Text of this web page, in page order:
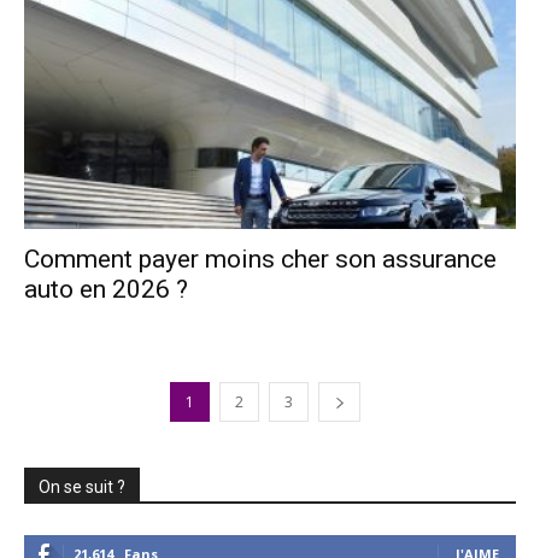
Comment payer moins cher son assurance
auto en 2026 ?
1 2 3
On se suit ?
21,614 Fans J'AIME